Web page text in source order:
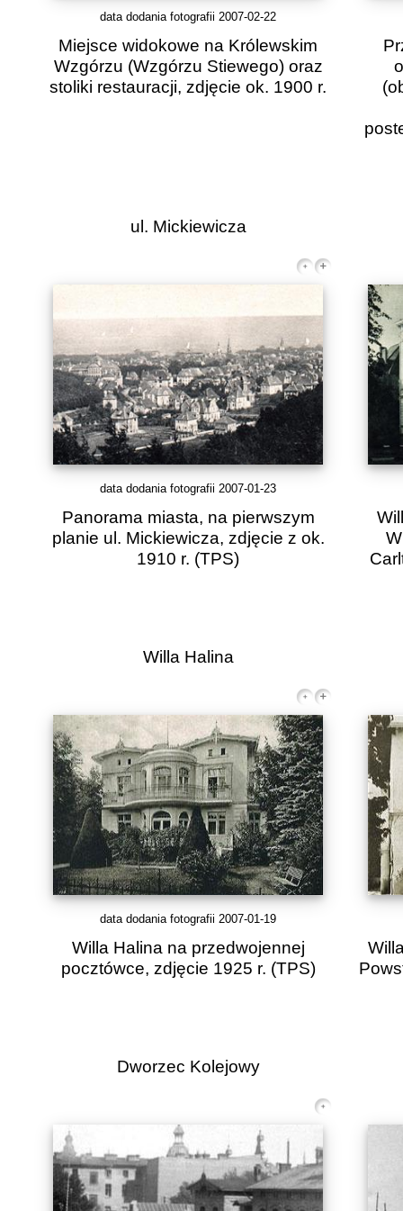
data dodania fotografii 2007-02-22
Miejsce widokowe na Królewskim
Wzgórzu (Wzgórzu Stiewego) oraz
stoliki restauracji, zdjęcie ok. 1900 r.
ul. Mickiewicza
data dodania fotografii 2007-01-23
Panorama miasta, na pierwszym
planie ul. Mickiewicza, zdjęcie z ok.
1910 r. (TPS)
Willa Halina
data dodania fotografii 2007-01-19
Willa Halina na przedwojennej
pocztówce, zdjęcie 1925 r. (TPS)
Dworzec Kolejowy